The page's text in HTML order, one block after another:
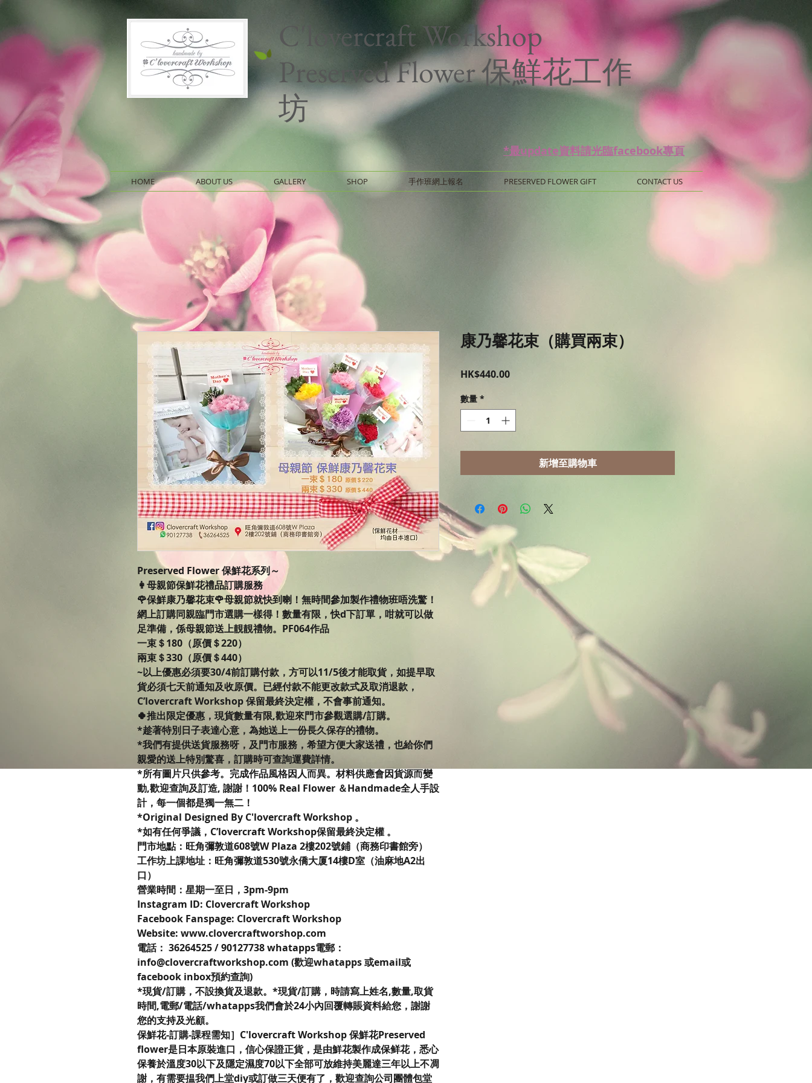
C'lovercraft Workshop
Preserved Flower 保鮮花工作
坊
*最update資料請光臨facebook專頁
HOME ABOUT US GALLERY SHOP 手作班網上報名 PRESERVED FLOWER GIFT CONTACT US
Preserved Flower 保鮮花系列～
👩母親節保鮮花禮品訂購服務
🌹保鮮康乃馨花束🌹母親節就快到喇！無時間參加製作禮物班唔洗驚！
網上訂購同親臨門市選購一樣得！數量有限，快d下訂單，咁就可以做
足準備，係母親節送上靚靚禮物。PF064作品
一束＄180（原價＄220）
兩束＄330（原價＄440）
~以上優惠必須要30/4前訂購付款，方可以11/5後才能取貨，如提早取
貨必須七天前通知及收原價。已經付款不能更改款式及取消退款，
C’lovercraft Workshop 保留最終決定權，不會事前通知。
🍀推出限定優惠，現貨數量有限,歡迎來門市參觀選購/訂購。
*趁著特別日子表達心意，為她送上一份長久保存的禮物。
*我們有提供送貨服務呀，及門市服務，希望方便大家送禮，也給你們
親愛的送上特別驚喜，訂購時可查詢運費詳情。
*所有圖片只供參考。完成作品風格因人而異。材料供應會因貨源而變
動,歡迎查詢及訂造, 謝謝！100% Real Flower ＆Handmade全人手設
計，每一個都是獨一無二！
*Original Designed By C'lovercraft Workshop 。
*如有任何爭議，C’lovercraft Workshop保留最終決定權 。
門市地點：旺角彌敦道608號W Plaza 2樓202號鋪（商務印書館旁）
工作坊上課地址：旺角彌敦道530號永僑大厦14樓D室（油麻地A2出
口）
營業時間：星期一至日，3pm-9pm
Instagram ID: Clovercraft Workshop
Facebook Fanspage: Clovercraft Workshop
Website: www.clovercraftworshop.com
電話： 36264525 / 90127738 whatapps電郵：
info@clovercraftworkshop.com (歡迎whatapps 或email或
facebook inbox預約查詢)
*現貨/訂購，不設換貨及退款。*現貨/訂購，時請寫上姓名,數量,取貨
時間,電郵/電話/whatapps我們會於24小內回覆轉賬資料給您，謝謝
您的支持及光顧。
保鮮花-訂購-課程需知］C'lovercraft Workshop 保鮮花Preserved
flower是日本原裝進口，信心保證正貨，是由鮮花製作成保鲜花，悉心
保養於溫度30以下及隱定濕度70以下全部可放維持美麗達三年以上不凋
謝，有需要揾我們上堂diy或訂做三天便有了，歡迎查詢公司團體包堂
康乃馨花束（購買兩束）
HK$440.00價
數量 *
新增至購物車